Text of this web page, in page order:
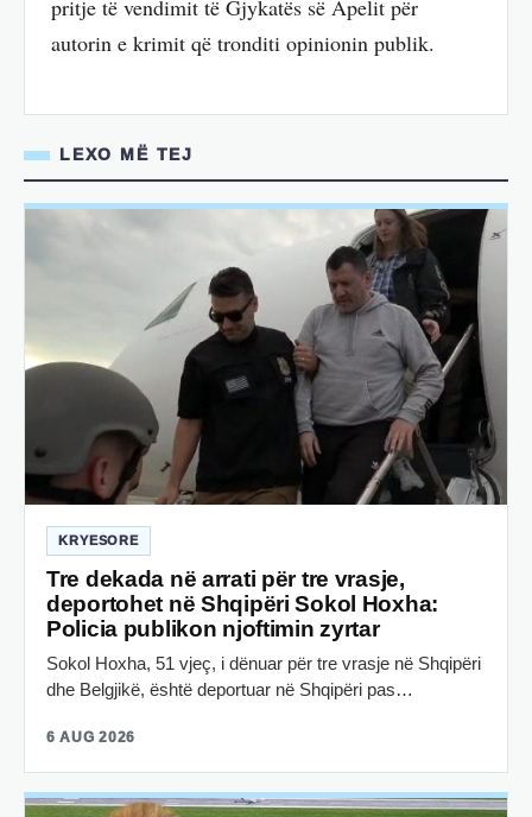
pritje të vendimit të Gjykatës së Apelit për
autorin e krimit që tronditi opinionin publik.
LEXO MË TEJ
KRYESORE
Tre dekada në arrati për tre vrasje,
deportohet në Shqipëri Sokol Hoxha:
Policia publikon njoftimin zyrtar
Sokol Hoxha, 51 vjeç, i dënuar për tre vrasje në Shqipëri
dhe Belgjikë, është deportuar në Shqipëri pas…
6 AUG 2026